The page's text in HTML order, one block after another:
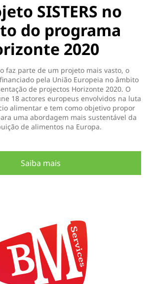
SISTERS no
do programa
2020
faz parte de um projeto mais vasto, o
financiado pela União Europeia no âmbito
de projectos Horizonte 2020. O
18 actores europeus envolvidos na luta
alimentar e tem como objetivo propor
uma abordagem mais sustentável da
de alimentos na Europa.
Saiba mais